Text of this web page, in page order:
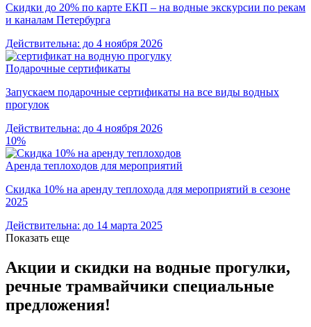
Скидки до 20% по карте ЕКП – на водные экскурсии по рекам
и каналам Петербурга
Действительна: до 4 ноября 2026
Подарочные сертификаты
Запускаем подарочные сертификаты на все виды водных
прогулок
Действительна: до 4 ноября 2026
10%
Аренда теплоходов для мероприятий
Скидка 10% на аренду теплохода для мероприятий в сезоне
2025
Действительна: до 14 марта 2025
Показать еще
Акции и скидки на водные прогулки,
речные трамвайчики специальные
предложения!